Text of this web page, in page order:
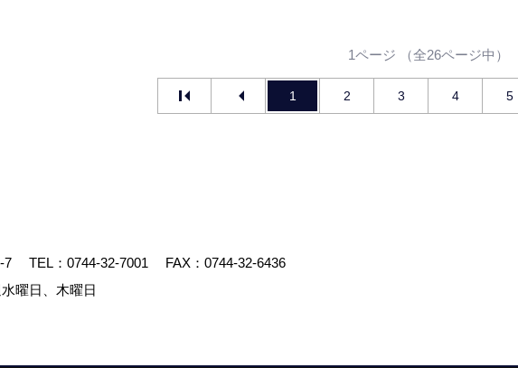
1ページ （全26ページ中）
1 2 3 4 5
7 TEL： 0744-32-7001
FAX：0744-32-6436
曜日、木曜日